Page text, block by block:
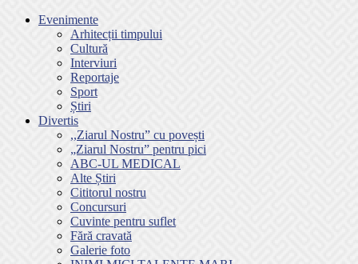
Evenimente
Arhitecții timpului
Cultură
Interviuri
Reportaje
Sport
Știri
Divertis
,,Ziarul Nostru” cu povești
„Ziarul Nostru” pentru pici
ABC-UL MEDICAL
Alte Știri
Cititorul nostru
Concursuri
Cuvinte pentru suflet
Fără cravată
Galerie foto